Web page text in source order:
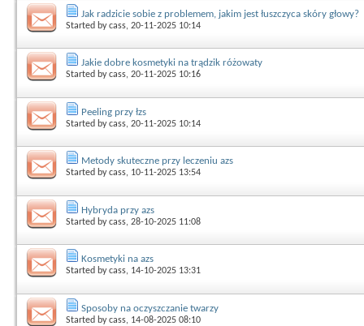
Jak radzicie sobie z problemem, jakim jest łuszczyca skóry głowy?
Started bycass, 20-11-2025 10:14
Jakie dobre kosmetyki na trądzik różowaty
Started bycass, 20-11-2025 10:16
Peeling przy łzs
Started bycass, 20-11-2025 10:14
Metody skuteczne przy leczeniu azs
Started bycass, 10-11-2025 13:54
Hybryda przy azs
Started bycass, 28-10-2025 11:08
Kosmetyki na azs
Started bycass, 14-10-2025 13:31
Sposoby na oczyszczanie twarzy
Started bycass, 14-08-2025 08:10